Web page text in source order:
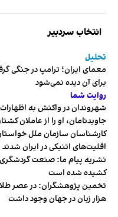
انتخاب سردبیر
تحلیل
معمای ایران؛ ترامپ در جنگی
برای آن دیده نمی‌شود
روایت شما
شهروندان در واکنش به اظهارات
جاویدنامان، او را از عاملان
کارشناسان سازمان ملل
اقلیت‌های اتنیکی در ایران شدند
نشریه پیام ما: صنعت گردشگری
کشیده شده است
هزار زبان در جهان وجود داشت